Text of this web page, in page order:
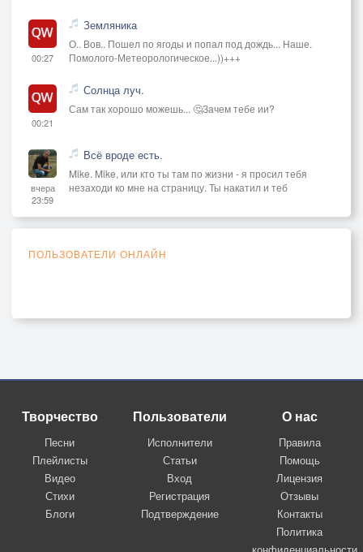
00:27
Земляника
О.. Вов.. Пошел по ягоды и попал под дождь... Наше.
Помолого-Метеорологическое...))+++
00:21
Солнца луч.
Сам так хорошо можешь... 🤔Зачем тебе ии?
вчера
23:59
Всё вроде есть.
Mike. Mike, или кто ты там по жизни - я просил тебя
незаходи ко мне на страницу. Ты накатил и теб
ПОЛЬЗОВАТЕЛИ ОНЛАЙН
Творчество
Песни
Плейлисты
Видео
Стихи
Блоги
Пользователи
Исполнители
Статьи
Вход
Регистрация
Подтверждение
О нас
Правила
Помощь
Лицензия
Отзывы
Контакты
Политика